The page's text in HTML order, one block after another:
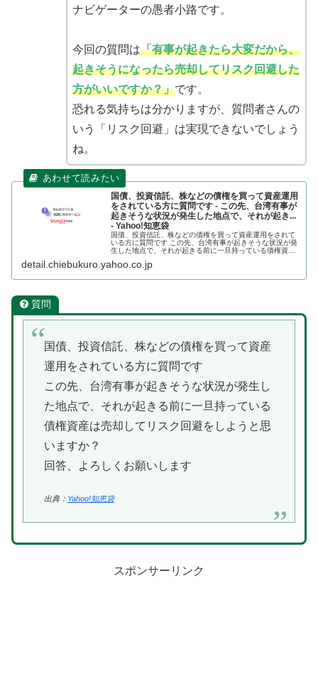
ナビゲーターの愚者小路です。
今回の質問は「有事が起きたら大変だから、
起きそうになったら売却してリスク回避した
方がいいですか？」です。
恐れる気持ちは分かりますが、質問者さんの
いう「リスク回避」は実現できないでしょう
ね。
国債、投資信託、株などの債権を買って資産運用
をされている方に質問です - この先、台湾有事が
起きそうな状況が発生した地点で、それが起き...
- Yahoo!知恵袋
国債、投資信託、株などの債権を買って資産運用をされて
いる方に質問です この先、台湾有事が起きそうな状況が発
生した地点で、それが起きる前に一旦持っている債権資産
しくお願いします 人民解放軍の...
detail.chiebukuro.yahoo.co.jp
質問
国債、投資信託、株などの債権を買って資産
運用をされている方に質問です
この先、台湾有事が起きそうな状況が発生し
た地点で、それが起きる前に一旦持っている
債権資産は売却してリスク回避をしようと思
いますか？
回答、よろしくお願いします
出典： Yahoo!知恵袋
スポンサーリンク